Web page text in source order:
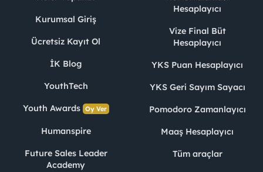
Kurumsal Giriş
Ücretsiz Kayıt Ol
İK Blog
YouthTech
Youth Awards Oy Ver
Humanspire
Future Sales Leader
Academy
Hesaplayıcı
Vize Final Büt
Hesaplayıcı
YKS Puan Hesaplayıcı
YKS Geri Sayım Sayacı
Pomodoro Zamanlayıcı
Maaş Hesaplayıcı
Tüm araçlar